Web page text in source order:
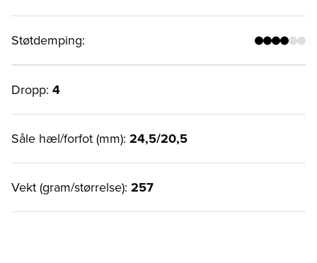
Støtdemping:
Dropp: 4
Såle hæl/forfot (mm): 24,5/20,5
Vekt (gram/størrelse): 257